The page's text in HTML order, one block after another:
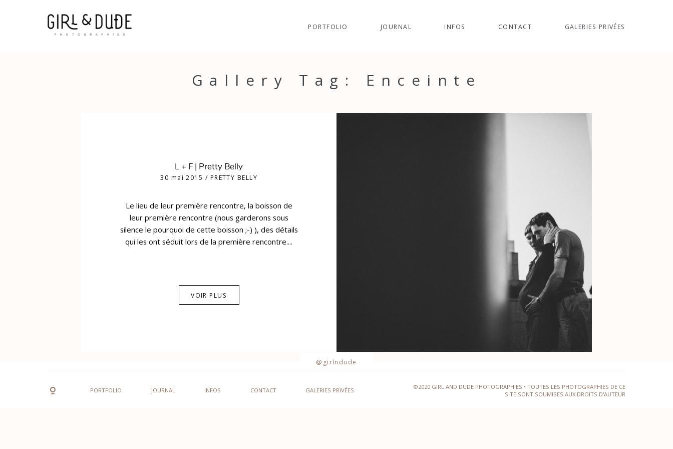
PORTFOLIO JOURNAL INFOS CONTACT GALERIES PRIVÉES
Gallery Tag: Enceinte
L + F | Pretty Belly
30 mai 2015 / PRETTY BELLY
Le lieu de leur première rencontre, la boisson de
leur première rencontre (nous garderons sous
silence le pourquoi de cette boisson ;-) ), des détails
qui les ont séduit lors de la première rencontre....
VOIR PLUS
@girlndude
PORTFOLIO JOURNAL INFOS CONTACT GALERIES PRIVÉES
©2020 GIRL AND DUDE PHOTOGRAPHIES • TOUTES LES PHOTOGRAPHIES DE CE
SITE SONT SOUMISES AUX DROITS D'AUTEUR